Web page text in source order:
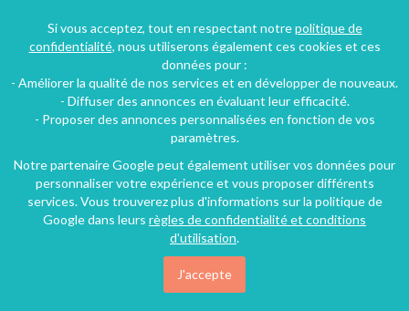
49€/nuit
Si vous acceptez, tout en respectant notrepolitique de
confidentialité, nous utiliserons également ces cookies et ces
données pour :
- Améliorer la qualité de nos services et en développer de nouveaux.
- Diffuser des annonces en évaluant leur efficacité.
- Proposer des annonces personnalisées en fonction de vos
paramètres.
Notre partenaire Google peut également utiliser vos données pour
personnaliser votre expérience et vous proposer différents
services. Vous trouverez plus d'informations sur la politique de
Google dans leurs règles de confidentialité et conditions
d'utilisation.
J'accepte